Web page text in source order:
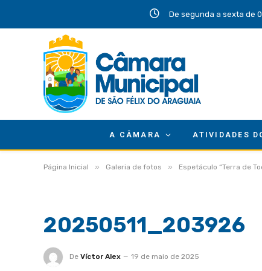
De segunda a sexta de
A CÂMARA ATIVIDADES
Página Inicial » Galeria de fotos » Espetáculo “Terra de
20250511_203926
De Víctor Alex 19 de maio de 2025